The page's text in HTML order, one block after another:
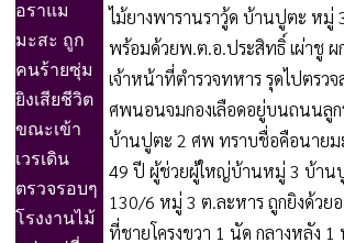
อราแม
มะสะ ถูก
คนร้ายซุ่ม
ยิงเสียชีวิต
ขณะเข้า
เวรเดิน
ตรวจรอบๆ
โรงงานไม้
ไม้ยางพารานราวู้ด บ้านปูตะ หมู่
พร้อมด้วยพ.ต.อ.ประสิทธิ์ เผ่าชู ผ
เจ้าหน้าที่ตำรวจทหาร รุดไปตรว
ศพนอนจมกองเลือดอยู่บนถนนลูก
บ้านปูตะ 2 ศพ ทราบชื่อคือนายม
49 ปี ผู้ช่วยผู้ใหญ่บ้านหมู่ 3 บ้าน
130/6 หมู่ 3 ต.ละหาร ถูกยิงด้วย
ที่ชายโครงขวา 1 นัด กลางหลัง 1